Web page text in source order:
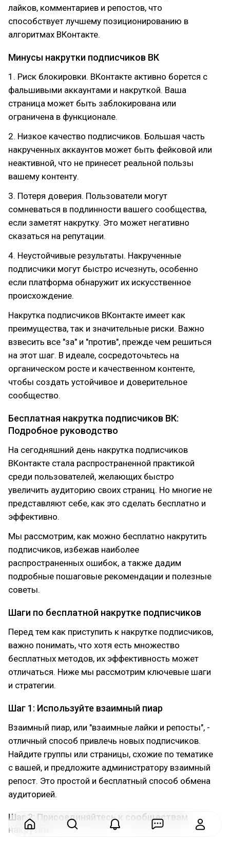
лайков, комментариев и репостов, что
способствует лучшему позиционированию в
алгоритмах ВКонтакте.
Минусы накрутки подписчиков ВК
1. Риск блокировки. ВКонтакте активно борется с
фальшивыми аккаунтами и накруткой. Ваша
страница может быть заблокирована или
ограничена в функционале.
2. Низкое качество подписчиков. Большая часть
накрученных аккаунтов может быть фейковой или
неактивной, что не принесет реальной пользы
вашему контенту.
3. Потеря доверия. Пользователи могут
сомневаться в подлинности вашего сообщества,
если заметят накрутку. Это может негативно
сказаться на репутации.
4. Неустойчивые результаты. Накрученные
подписчики могут быстро исчезнуть, особенно
если платформа обнаружит их искусственное
происхождение.
Накрутка подписчиков ВКонтакте имеет как
преимущества, так и значительные риски. Важно
взвесить все "за" и "против", прежде чем решиться
на этот шаг. В идеале, сосредоточьтесь на
органическом росте и качественном контенте,
чтобы создать устойчивое и доверительное
сообщество.
Бесплатная накрутка подписчиков ВК:
Подробное руководство
На сегодняшний день накрутка подписчиков
ВКонтакте стала распространенной практикой
среди пользователей, желающих быстро
увеличить аудиторию своих страниц. Но многие не
представляют себе, как это сделать бесплатно и
эффективно.
Мы рассмотрим, как можно бесплатно накрутить
подписчиков, избежав наиболее
распространенных ошибок, а также дадим
подробные пошаговые рекомендации и полезные
советы.
Шаги по бесплатной накрутке подписчиков
Перед тем как приступить к накрутке подписчиков,
важно понимать, что хотя есть множество
бесплатных методов, их эффективность может
отличаться. Ниже мы рассмотрим ключевые шаги
и стратегии.
Шаг 1: Используйте взаимный пиар
Взаимный пиар, или "взаимные лайки и репосты", -
отличный способ привлечь новых подписчиков.
Найдите группы или страницы, схожие по тематике
с вашей, и предложите администратору взаимный
репост. Это простой и бесплатный способ обмена
аудиторией.
Шаг 2: Присоединяйтесь к сообществам
накрутки